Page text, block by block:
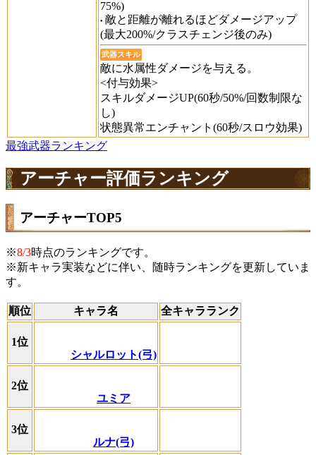
75%)
敵と距離が離れるほどダメージアップ
(最大200%/クラスチェンジ後のみ)
武器スキル
敵に水属性ダメージを与える。
<付与効果>
スキルダメージUP(60秒/50%/回数制限な
し)
状態異常エンチャント(60秒/スロウ効果)
最強武器ランキング
アーチャー評価ランキング
アーチャーTOP5
※8/3時点のランキングです。
※新キャラ実装などに伴い、随時ランキングを更新していま
す。
順位 キャラ名 全キャラランク
1位
シャルロット(弓)
2位
ユミア
3位
ルナ(弓)